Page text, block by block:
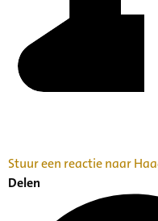
Stuur een reactie naar
Delen